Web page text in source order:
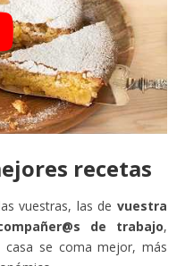
recetas
vuestras, las de vuestra
de trabajo,
se coma mejor, más